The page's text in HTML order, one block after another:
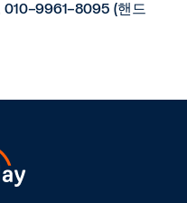
9961-8095 (핸드